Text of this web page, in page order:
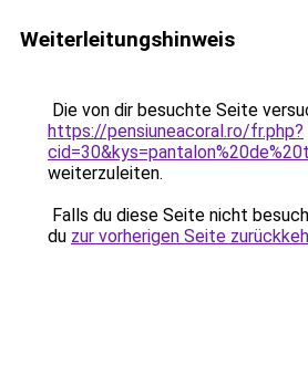
Weiterleitungshinweis
Die von dir besuchte Seite
https://pensiuneacoral.ro/fr.php?
weiterzuleiten.
Falls du diese Seite nicht
du zur vorherigen Seite